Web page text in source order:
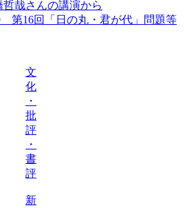
哲哉さんの講演から
第16回「日の丸・君が代」問題等
文
化
・
批
評
・
書
評
新